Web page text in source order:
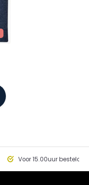
Voor 15.00uur besteld,